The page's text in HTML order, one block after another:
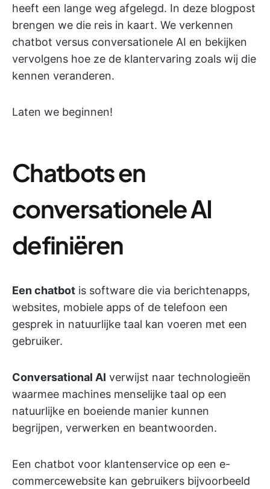
heeft een lange weg afgelegd. In deze blogpost
brengen we die reis in kaart. We verkennen
chatbot versus conversationele AI en bekijken
vervolgens hoe ze de klantervaring zoals wij die
kennen veranderen.
Laten we beginnen!
Chatbots en
conversationele AI
definiëren
Een chatbot is software die via berichtenapps,
websites, mobiele apps of de telefoon een
gesprek in natuurlijke taal kan voeren met een
gebruiker.
Conversational AI verwijst naar technologieën
waarmee machines menselijke taal op een
natuurlijke en boeiende manier kunnen
begrijpen, verwerken en beantwoorden.
Een chatbot voor klantenservice op een e-
commercewebsite kan gebruikers bijvoorbeeld